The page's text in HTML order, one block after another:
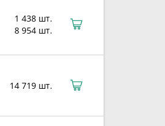
1 438 шт.
8 954 шт.
14 719 шт.